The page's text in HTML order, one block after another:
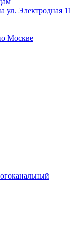
ул. Электродная 11
Москве